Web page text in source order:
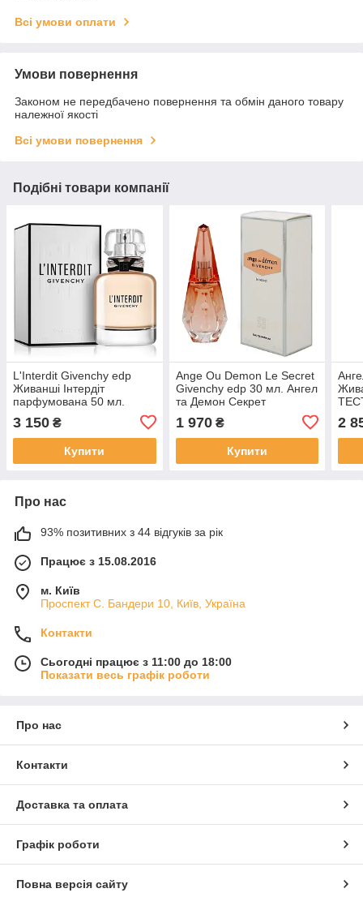
Всі умови оплати
Умови повернення
Законом не передбачено повернення та обмін даного товару
належної якості
Всі умови повернення
Подібні товари компанії
L'Interdit Givenchy edp
Живанші Інтердіт
парфумована 50 мл.
3 150 ₴
Купити
Ange Ou Demon Le Secret
Givenchy edp 30 мл. Ангел
та Демон Секрет
1 970₴
Купити
2
Про нас
93% позитивних з 44 відгуків за рік
Працює з 15.08.2016
м. Київ
Проспект С. Бандери 10, Київ, Україна
Контакти
Сьогодні працює з 11:00 до 18:00
Показати весь графік роботи
Про нас
Контакти
Доставка та оплата
Графік роботи
Повна версія сайту